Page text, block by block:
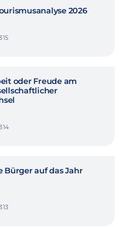
2026
oder Freude am
Bürger auf das Jahr